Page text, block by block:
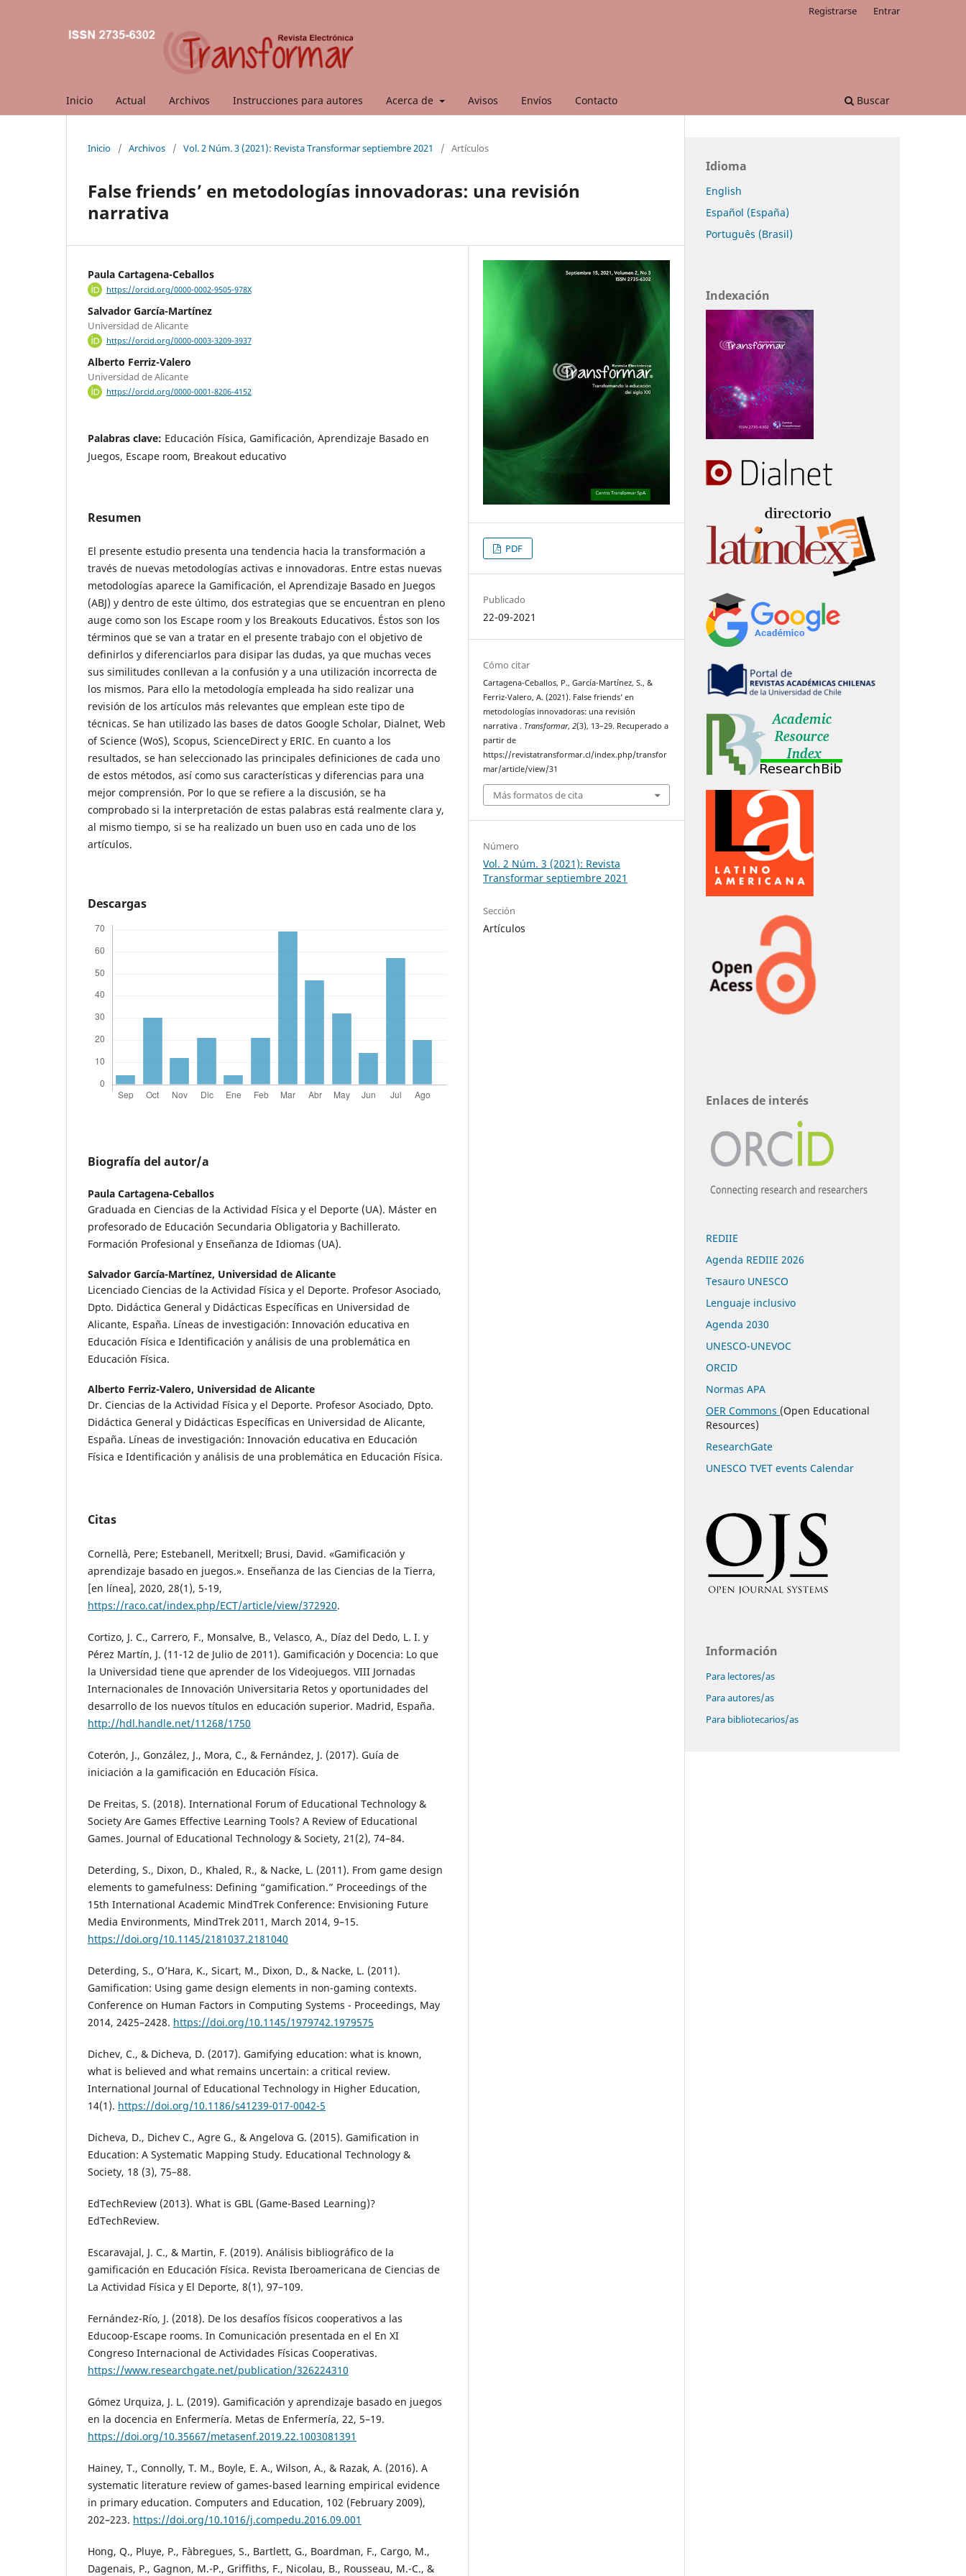
Inicio Actual Archivos Instrucciones para autores Acerca de Avisos Envíos Contacto Buscar
Registrarse Entrar
Inicio / Archivos / Vol. 2 Núm. 3 (2021): Revista Transformar septiembre 2021 / Artículos
False friends’ en metodologías innovadoras: una revisión
narrativa
Paula Cartagena-Ceballos
https://orcid.org/0000-0002-9505-978X
Salvador García-Martínez
Universidad de Alicante
https://orcid.org/0000-0003-3209-3937
Alberto Ferriz-Valero
Universidad de Alicante
https://orcid.org/0000-0001-8206-4152
Palabras clave: Educación Física, Gamificación, Aprendizaje Basado en
Juegos, Escape room, Breakout educativo
Resumen
El presente estudio presenta una tendencia hacia la transformación a
través de nuevas metodologías activas e innovadoras. Entre estas nuevas
metodologías aparece la Gamificación, el Aprendizaje Basado en Juegos
(ABJ) y dentro de este último, dos estrategias que se encuentran en pleno
auge como son los Escape room y los Breakouts Educativos. Éstos son los
términos que se van a tratar en el presente trabajo con el objetivo de
definirlos y diferenciarlos para disipar las dudas, ya que muchas veces
sus similitudes conllevan a la confusión y a una utilización incorrecta de
los mismos. Para ello la metodología empleada ha sido realizar una
revisión de los artículos más relevantes que emplean este tipo de
técnicas. Se han utilizado las bases de datos Google Scholar, Dialnet, Web
of Science (WoS), Scopus, ScienceDirect y ERIC. En cuanto a los
resultados, se han seleccionado las principales definiciones de cada uno
de estos métodos, así como sus características y diferencias para una
mejor comprensión. Por lo que se refiere a la discusión, se ha
comprobado si la interpretación de estas palabras está realmente clara y,
al mismo tiempo, si se ha realizado un buen uso en cada uno de los
artículos.
Descargas
Biografía del autor/a
Paula Cartagena-Ceballos
Graduada en Ciencias de la Actividad Física y el Deporte (UA). Máster en
profesorado de Educación Secundaria Obligatoria y Bachillerato.
Formación Profesional y Enseñanza de Idiomas (UA).
Salvador García-Martínez, Universidad de Alicante
Licenciado Ciencias de la Actividad Física y el Deporte. Profesor Asociado,
Dpto. Didáctica General y Didácticas Específicas en Universidad de
Alicante, España. Líneas de investigación: Innovación educativa en
Educación Física e Identificación y análisis de una problemática en
Educación Física.
Alberto Ferriz-Valero, Universidad de Alicante
Dr. Ciencias de la Actividad Física y el Deporte. Profesor Asociado, Dpto.
Didáctica General y Didácticas Específicas en Universidad de Alicante,
España. Líneas de investigación: Innovación educativa en Educación
Física e Identificación y análisis de una problemática en Educación Física.
Citas
Cornellà, Pere; Estebanell, Meritxell; Brusi, David. «Gamificación y
aprendizaje basado en juegos.». Enseñanza de las Ciencias de la Tierra,
[en línea], 2020, 28(1), 5-19,
https://raco.cat/index.php/ECT/article/view/372920.
Cortizo, J. C., Carrero, F., Monsalve, B., Velasco, A., Díaz del Dedo, L. I. y
Pérez Martín, J. (11-12 de Julio de 2011). Gamificación y Docencia: Lo que
la Universidad tiene que aprender de los Videojuegos. VIII Jornadas
Internacionales de Innovación Universitaria Retos y oportunidades del
desarrollo de los nuevos títulos en educación superior. Madrid, España.
http://hdl.handle.net/11268/1750
Coterón, J., González, J., Mora, C., & Fernández, J. (2017). Guía de
iniciación a la gamificación en Educación Física.
De Freitas, S. (2018). International Forum of Educational Technology &
Society Are Games Effective Learning Tools? A Review of Educational
Games. Journal of Educational Technology & Society, 21(2), 74–84.
Deterding, S., Dixon, D., Khaled, R., & Nacke, L. (2011). From game design
elements to gamefulness: Defining “gamification.” Proceedings of the
15th International Academic MindTrek Conference: Envisioning Future
Media Environments, MindTrek 2011, March 2014, 9–15.
https://doi.org/10.1145/2181037.2181040
Deterding, S., O’Hara, K., Sicart, M., Dixon, D., & Nacke, L. (2011).
Gamification: Using game design elements in non-gaming contexts.
Conference on Human Factors in Computing Systems - Proceedings, May
2014, 2425–2428. https://doi.org/10.1145/1979742.1979575
Dichev, C., & Dicheva, D. (2017). Gamifying education: what is known,
what is believed and what remains uncertain: a critical review.
International Journal of Educational Technology in Higher Education,
14(1). https://doi.org/10.1186/s41239-017-0042-5
Dicheva, D., Dichev C., Agre G., & Angelova G. (2015). Gamification in
Education: A Systematic Mapping Study. Educational Technology &
Society, 18 (3), 75–88.
EdTechReview (2013). What is GBL (Game-Based Learning)?
EdTechReview.
Escaravajal, J. C., & Martin, F. (2019). Análisis bibliográfico de la
gamificación en Educación Física. Revista Iberoamericana de Ciencias de
La Actividad Física y El Deporte, 8(1), 97–109.
Fernández-Río, J. (2018). De los desafíos físicos cooperativos a las
Educoop-Escape rooms. In Comunicación presentada en el En XI
Congreso Internacional de Actividades Físicas Cooperativas.
https://www.researchgate.net/publication/326224310
Gómez Urquiza, J. L. (2019). Gamificación y aprendizaje basado en juegos
en la docencia en Enfermería. Metas de Enfermería, 22, 5–19.
https://doi.org/10.35667/metasenf.2019.22.1003081391
Hainey, T., Connolly, T. M., Boyle, E. A., Wilson, A., & Razak, A. (2016). A
systematic literature review of games-based learning empirical evidence
in primary education. Computers and Education, 102 (February 2009),
202–223. https://doi.org/10.1016/j.compedu.2016.09.001
Hong, Q., Pluye, P., Fàbregues, S., Bartlett, G., Boardman, F., Cargo, M.,
Dagenais, P., Gagnon, M.-P., Griffiths, F., Nicolau, B., Rousseau, M.-C., &
PDF
Publicado
22-09-2021
Cómo citar
Cartagena-Ceballos, P., García-Martínez, S., &
Ferriz-Valero, A. (2021). False friends’ en
metodologías innovadoras: una revisión
narrativa . Transformar,2(3), 13–29. Recuperado a
partir de
https://revistatransformar.cl/index.php/transfor
mar/article/view/31
Más formatos de cita
Número
Vol. 2 Núm. 3 (2021): Revista
Transformar septiembre 2021
Sección
Artículos
Idioma
English
Español (España)
Português (Brasil)
Indexación
Enlaces de interés
REDIIE
Agenda REDIIE 2026
Tesauro UNESCO
Lenguaje inclusivo
Agenda 2030
UNESCO-UNEVOC
ORCID
Normas APA
OER Commons (Open Educational
Resources)
ResearchGate
UNESCO TVET events Calendar
Información
Para lectores/as
Para autores/as
Para bibliotecarios/as